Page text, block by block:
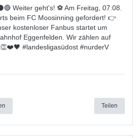
Weiter geht's! ⚽ Am Freitag, 07.08.
beim FC Moosinning gefordert! 👉
kostenloser Fanbus startet um
Eggenfelden. Wir zählen auf
👏❤️🖤 #landesligasüdost #nurderV
Teilen